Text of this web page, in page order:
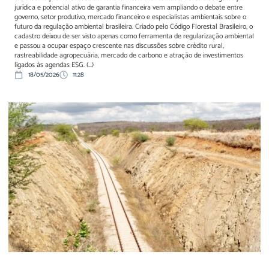
jurídica e potencial ativo de garantia financeira vem ampliando o debate entre
governo, setor produtivo, mercado financeiro e especialistas ambientais sobre o
futuro da regulação ambiental brasileira. Criado pelo Código Florestal Brasileiro, o
cadastro deixou de ser visto apenas como ferramenta de regularização ambiental
e passou a ocupar espaço crescente nas discussões sobre crédito rural,
rastreabilidade agropecuária, mercado de carbono e atração de investimentos
ligados às agendas ESG. (...)
18/05/2026 11:28
Transnordestina e o custo
real da caducidade: mais
de seis anos sem resolução
do passivo contratual